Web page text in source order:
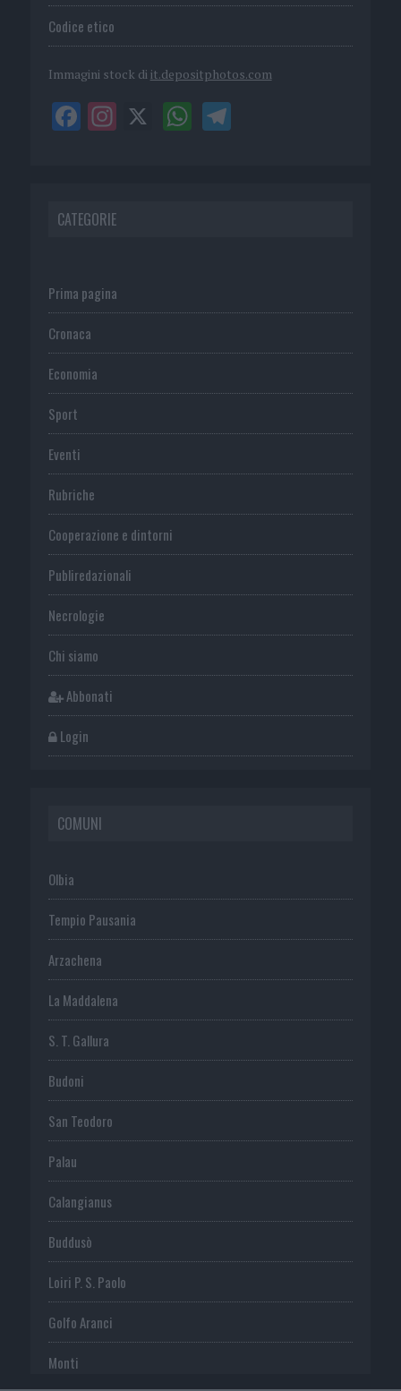
Codice etico
Immagini stock di it.depositphotos.com
CATEGORIE
Prima pagina
Cronaca
Economia
Sport
Eventi
Rubriche
Cooperazione e dintorni
Publiredazionali
Necrologie
Chi siamo
Abbonati
Login
COMUNI
Olbia
Tempio Pausania
Arzachena
La Maddalena
S. T. Gallura
Budoni
San Teodoro
Palau
Calangianus
Buddusò
Loiri P. S. Paolo
Golfo Aranci
Monti